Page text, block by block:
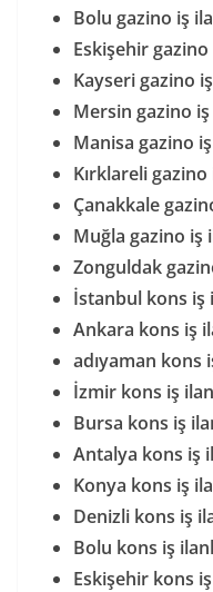
Bolu gazino iş
Eskişehir gazino
Kayseri gazino
Mersin gazino iş
Manisa gazino
Kırklareli gazino
Çanakkale
Muğla gazino iş
Zonguldak
İstanbul kons iş
Ankara kons iş
adıyaman kons
İzmir kons iş
Bursa kons iş
Antalya kons iş
Konya kons iş
Denizli kons iş
Bolu kons iş
Eskişehir kons